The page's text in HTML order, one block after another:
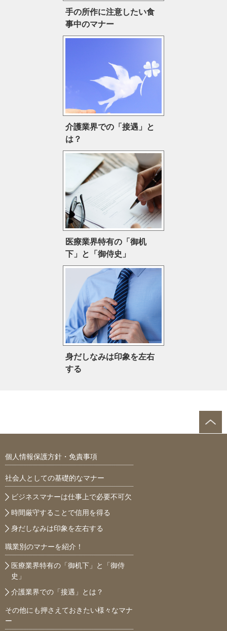
手の所作に注意したい食
事中のマナー
介護業界での「接遇」と
は？
医療業界特有の「御机
下」と「御侍史」
身だしなみは印象を左右
する
個人情報保護方針・免責事項
社会人としての基礎的なマナー
ビジネスマナーは仕事上で必要不可欠
時間厳守することで信用を得る
身だしなみは印象を左右する
職業別のマナーを紹介！
医療業界特有の「御机下」と「御侍
史」
介護業界での「接遇」とは？
その他にも押さえておきたい様々なマナ
ー